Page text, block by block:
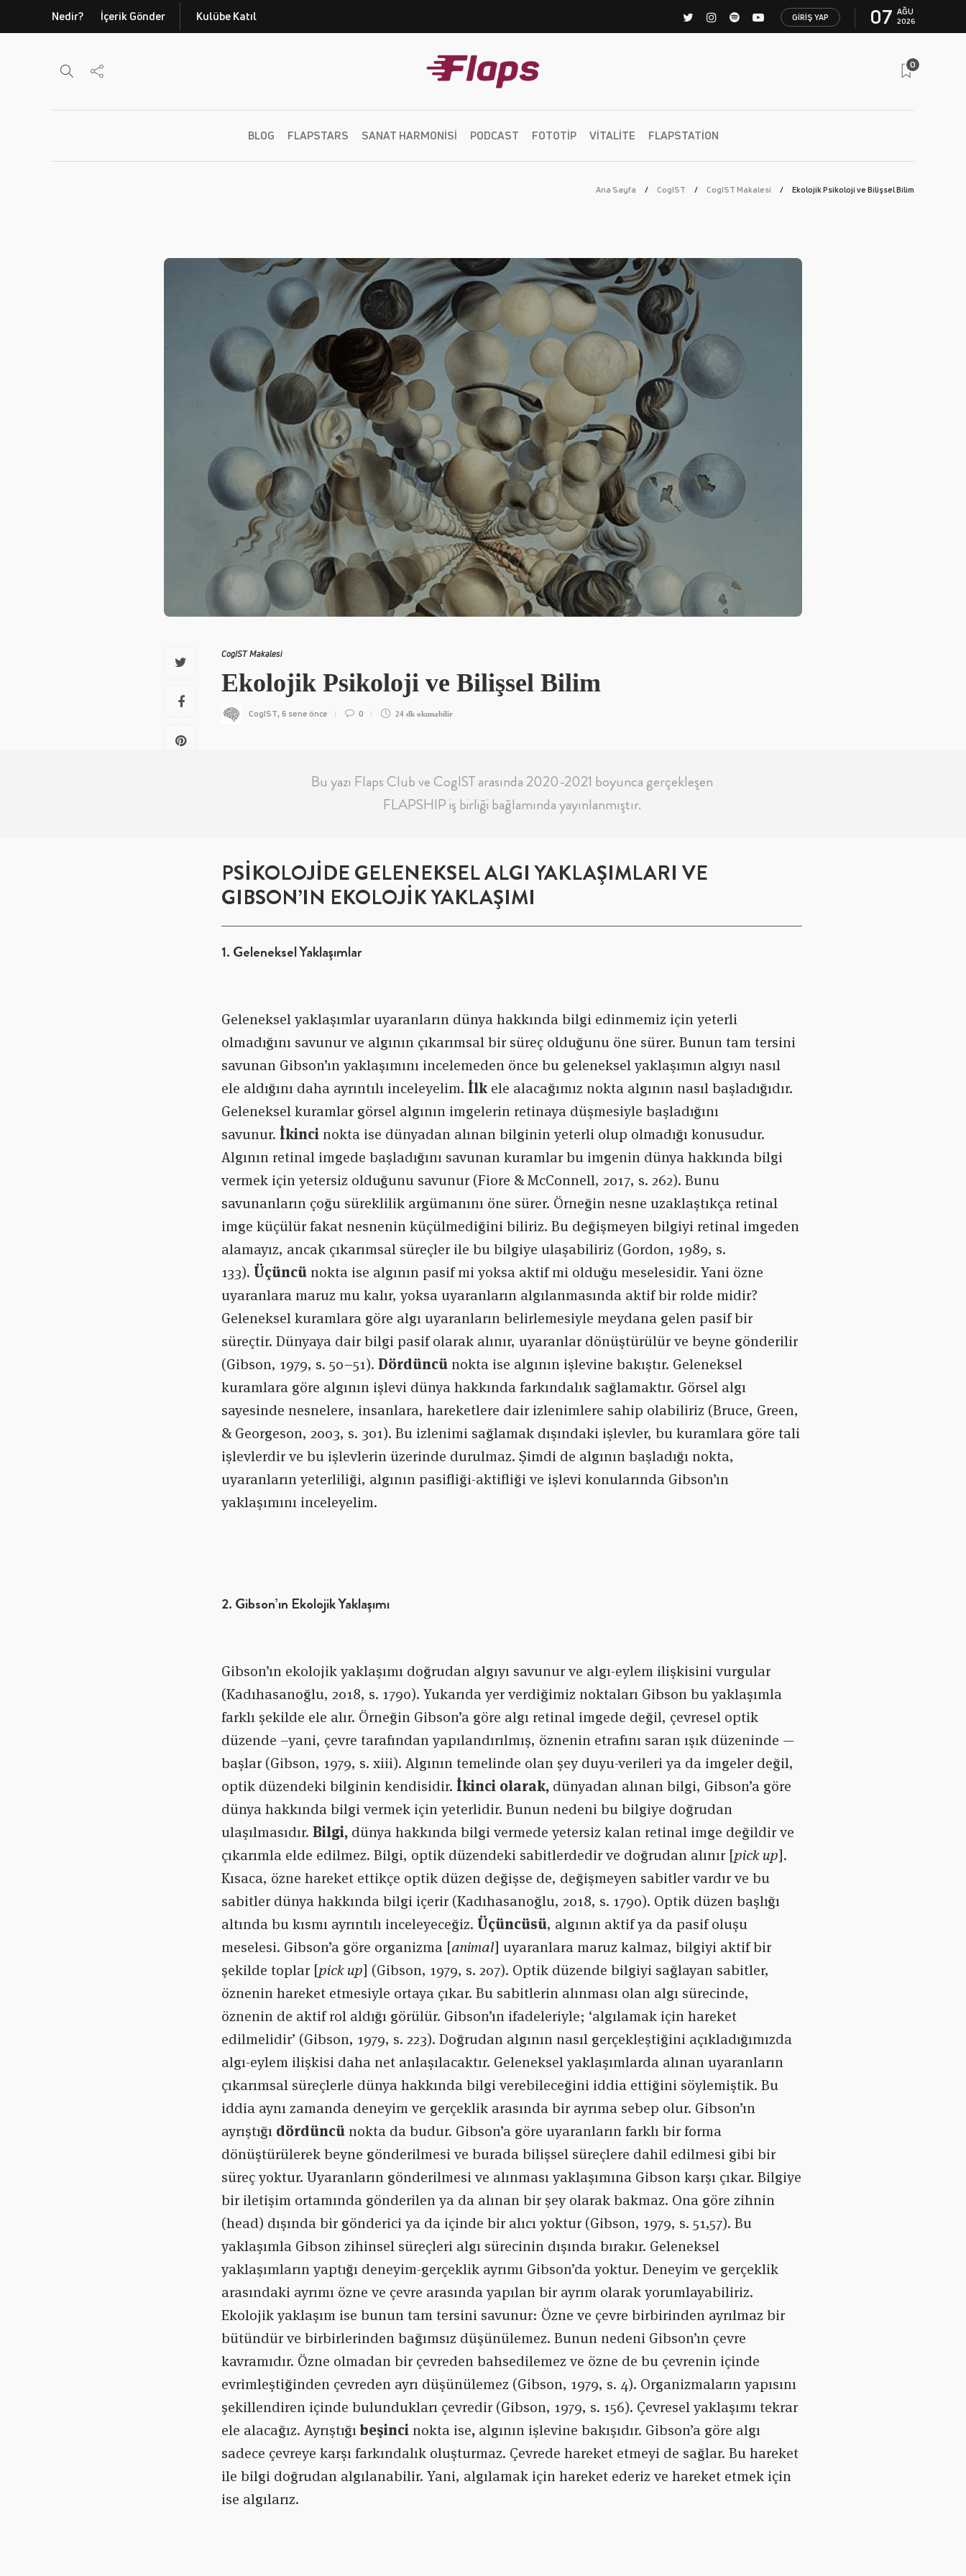
Nedir? İçerik Gönder Kulübe Katıl GIRIŞ YAP 07 AĞU
2026
0
BLOG FLAPSTARS SANAT HARMONISI PODCAST FOTOTIP VITALITE FLAPSTATION
Ana Sayfa CogIST CogIST Makalesi Ekolojik Psikoloji ve Bilişsel Bilim
CogIST Makalesi
Ekolojik Psikoloji ve Bilişsel Bilim
CogIST, 6 sene önce 0 24 dk okunabilir
Bu yazı Flaps Club ve CogIST arasında 2020-2021 boyunca gerçekleşen
FLAPSHIP iş birliği bağlamında yayınlanmıştır.
PSİKOLOJİDE GELENEKSEL ALGI YAKLAŞIMLARI VE
GIBSON’IN EKOLOJİK YAKLAŞIMI
1. Geleneksel Yaklaşımlar
Geleneksel yaklaşımlar uyaranların dünya hakkında bilgi edinmemiz için yeterli
olmadığını savunur ve algının çıkarımsal bir süreç olduğunu öne sürer. Bunun tam tersini
savunan Gibson’ın yaklaşımını incelemeden önce bu geleneksel yaklaşımın algıyı nasıl
ele aldığını daha ayrıntılı inceleyelim. İlk ele alacağımız nokta algının nasıl başladığıdır.
Geleneksel kuramlar görsel algının imgelerin retinaya düşmesiyle başladığını
savunur. İkinci nokta ise dünyadan alınan bilginin yeterli olup olmadığı konusudur.
Algının retinal imgede başladığını savunan kuramlar bu imgenin dünya hakkında bilgi
vermek için yetersiz olduğunu savunur (Fiore & McConnell, 2017, s. 262). Bunu
savunanların çoğu süreklilik argümanını öne sürer. Örneğin nesne uzaklaştıkça retinal
imge küçülür fakat nesnenin küçülmediğini biliriz. Bu değişmeyen bilgiyi retinal imgeden
alamayız, ancak çıkarımsal süreçler ile bu bilgiye ulaşabiliriz (Gordon, 1989, s.
133). Üçüncü nokta ise algının pasif mi yoksa aktif mi olduğu meselesidir. Yani özne
uyaranlara maruz mu kalır, yoksa uyaranların algılanmasında aktif bir rolde midir?
Geleneksel kuramlara göre algı uyaranların belirlemesiyle meydana gelen pasif bir
süreçtir. Dünyaya dair bilgi pasif olarak alınır, uyaranlar dönüştürülür ve beyne gönderilir
(Gibson, 1979, s. 50–51). Dördüncü nokta ise algının işlevine bakıştır. Geleneksel
kuramlara göre algının işlevi dünya hakkında farkındalık sağlamaktır. Görsel algı
sayesinde nesnelere, insanlara, hareketlere dair izlenimlere sahip olabiliriz (Bruce, Green,
& Georgeson, 2003, s. 301). Bu izlenimi sağlamak dışındaki işlevler, bu kuramlara göre tali
işlevlerdir ve bu işlevlerin üzerinde durulmaz. Şimdi de algının başladığı nokta,
uyaranların yeterliliği, algının pasifliği-aktifliği ve işlevi konularında Gibson’ın
yaklaşımını inceleyelim.
2. Gibson’ın Ekolojik Yaklaşımı
Gibson’ın ekolojik yaklaşımı doğrudan algıyı savunur ve algı-eylem ilişkisini vurgular
(Kadıhasanoğlu, 2018, s. 1790). Yukarıda yer verdiğimiz noktaları Gibson bu yaklaşımla
farklı şekilde ele alır. Örneğin Gibson’a göre algı retinal imgede değil, çevresel optik
düzende –yani, çevre tarafından yapılandırılmış, öznenin etrafını saran ışık düzeninde —
başlar (Gibson, 1979, s. xiii). Algının temelinde olan şey duyu-verileri ya da imgeler değil,
optik düzendeki bilginin kendisidir. İkinci olarak, dünyadan alınan bilgi, Gibson’a göre
dünya hakkında bilgi vermek için yeterlidir. Bunun nedeni bu bilgiye doğrudan
ulaşılmasıdır. Bilgi, dünya hakkında bilgi vermede yetersiz kalan retinal imge değildir ve
çıkarımla elde edilmez. Bilgi, optik düzendeki sabitlerdedir ve doğrudan alınır [pick up].
Kısaca, özne hareket ettikçe optik düzen değişse de, değişmeyen sabitler vardır ve bu
sabitler dünya hakkında bilgi içerir (Kadıhasanoğlu, 2018, s. 1790). Optik düzen başlığı
altında bu kısmı ayrıntılı inceleyeceğiz. Üçüncüsü, algının aktif ya da pasif oluşu
meselesi. Gibson’a göre organizma [animal] uyaranlara maruz kalmaz, bilgiyi aktif bir
şekilde toplar [pick up] (Gibson, 1979, s. 207). Optik düzende bilgiyi sağlayan sabitler,
öznenin hareket etmesiyle ortaya çıkar. Bu sabitlerin alınması olan algı sürecinde,
öznenin de aktif rol aldığı görülür. Gibson’ın ifadeleriyle; ‘algılamak için hareket
edilmelidir’ (Gibson, 1979, s. 223). Doğrudan algının nasıl gerçekleştiğini açıkladığımızda
algı-eylem ilişkisi daha net anlaşılacaktır. Geleneksel yaklaşımlarda alınan uyaranların
çıkarımsal süreçlerle dünya hakkında bilgi verebileceğini iddia ettiğini söylemiştik. Bu
iddia aynı zamanda deneyim ve gerçeklik arasında bir ayrıma sebep olur. Gibson’ın
ayrıştığı dördüncü nokta da budur. Gibson’a göre uyaranların farklı bir forma
dönüştürülerek beyne gönderilmesi ve burada bilişsel süreçlere dahil edilmesi gibi bir
süreç yoktur. Uyaranların gönderilmesi ve alınması yaklaşımına Gibson karşı çıkar. Bilgiye
bir iletişim ortamında gönderilen ya da alınan bir şey olarak bakmaz. Ona göre zihnin
(head) dışında bir gönderici ya da içinde bir alıcı yoktur (Gibson, 1979, s. 51,57). Bu
yaklaşımla Gibson zihinsel süreçleri algı sürecinin dışında bırakır. Geleneksel
yaklaşımların yaptığı deneyim-gerçeklik ayrımı Gibson’da yoktur. Deneyim ve gerçeklik
arasındaki ayrımı özne ve çevre arasında yapılan bir ayrım olarak yorumlayabiliriz.
Ekolojik yaklaşım ise bunun tam tersini savunur: Özne ve çevre birbirinden ayrılmaz bir
bütündür ve birbirlerinden bağımsız düşünülemez. Bunun nedeni Gibson’ın çevre
kavramıdır. Özne olmadan bir çevreden bahsedilemez ve özne de bu çevrenin içinde
evrimleştiğinden çevreden ayrı düşünülemez (Gibson, 1979, s. 4). Organizmaların yapısını
şekillendiren içinde bulundukları çevredir (Gibson, 1979, s. 156). Çevresel yaklaşımı tekrar
ele alacağız. Ayrıştığıbeşinci nokta ise, algının işlevine bakışıdır. Gibson’a göre algı
sadece çevreye karşı farkındalık oluşturmaz. Çevrede hareket etmeyi de sağlar. Bu hareket
ile bilgi doğrudan algılanabilir. Yani, algılamak için hareket ederiz ve hareket etmek için
ise algılarız.